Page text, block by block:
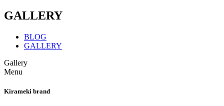
GALLERY
BLOG
GALLERY
Gallery
Menu
Kirameki brand